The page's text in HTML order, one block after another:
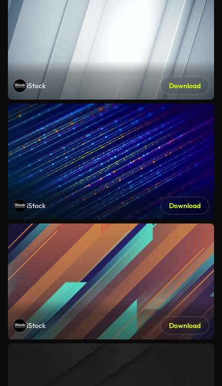
iStock Download
iStock Download
iStock Download